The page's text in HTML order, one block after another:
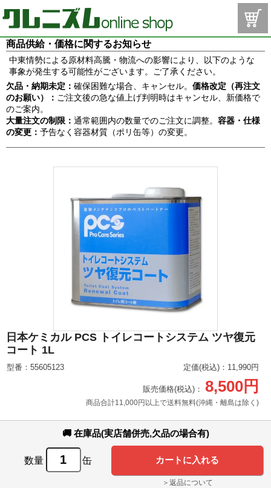
商品供給・価格に関するお知らせ
中東情勢による原材料高騰・物流への影響により、以下のような
事象が発生する可能性がございます。ご了承ください。
欠品・納期未定： 確保困難な場合、キャンセル。 価格改定（再注文
のお願い）： ご注文後の急な値上げ判明時はキャンセル、新価格で
のご案内。
大量注文の制限： 通常範囲内の数量でのご注文に調整。 容器・仕様
の変更： 予告なく容器材質（ポリ缶等）の変更。
日本ケミカル PCS トイレコートシステム ツヤ復元
コート 1L
型番：55605123 定価(税込)：11,990円
販売価格(税込)： 8,500円
商品合計11,000円以上で送料無料(沖縄・離島は除く)
🚚 在庫品(実店舗併売,欠品の場合有)
数量 缶
＞返品について